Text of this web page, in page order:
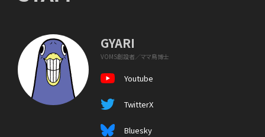
GYARI
VOMS創設者／ママ鳥博士
Youtube
TwitterX
Bluesky